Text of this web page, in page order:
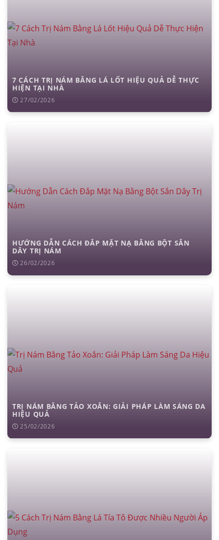
7 CÁCH TRỊ NÁM BẰNG LÁ LỐT HIỆU QUẢ DỄ THỰC
HIỆN TẠI NHÀ
27/02/2026
HƯỚNG DẪN CÁCH ĐẮP MẶT NẠ BẰNG BỘT SẮN
DÂY TRỊ NÁM
26/02/2026
TRỊ NÁM BẰNG TẢO XOẮN: GIẢI PHÁP LÀM SÁNG DA
HIỆU QUẢ
25/02/2026